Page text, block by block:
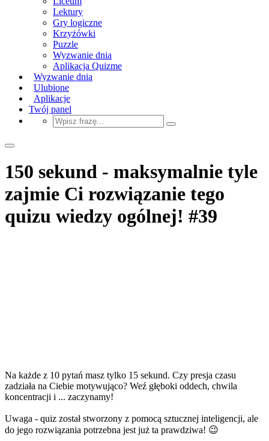
Lektury
Gry logiczne
Krzyżówki
Puzzle
Wyzwanie dnia
Aplikacja Quizme
Wyzwanie dnia
Ulubione
Aplikacje
Twój panel
150 sekund - maksymalnie tyle
zajmie Ci rozwiązanie tego
quizu wiedzy ogólnej! #39
Na każde z 10 pytań masz tylko 15 sekund. Czy presja czasu
zadziała na Ciebie motywująco? Weź głęboki oddech, chwila
koncentracji i ... zaczynamy!
Uwaga - quiz został stworzony z pomocą sztucznej inteligencji, ale
do jego rozwiązania potrzebna jest już ta prawdziwa! 😉